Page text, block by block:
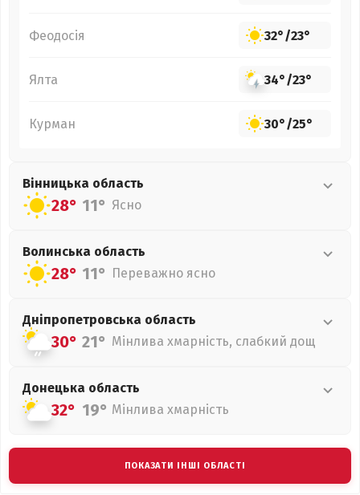
Феодосія 32°/23°
Ялта 34°/23°
Курман 30°/25°
Вінницька область
28° 11° Ясно
Волинська область
28° 11° Переважно ясно
Дніпропетровська область
30° 21° Мінлива хмарність, слабкий дощ
Донецька область
32° 19° Мінлива хмарність
ПОКАЗАТИ ІНШІ ОБЛАСТІ